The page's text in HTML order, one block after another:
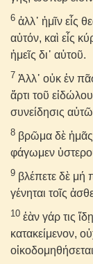
6 ἀλλ᾽ ἡμῖν εἷς
αὐτόν, καὶ εἷς
ἡμεῖς δι᾽ αὐτοῦ.
7 Ἀλλ᾽ οὐκ ἐν
ἄρτι τοῦ
συνείδησις
8 βρῶμα δὲ ἡμᾶς
φάγωμεν
9 βλέπετε δὲ
γένηται τοῖς
10 ἐὰν γάρ τις
κατακείμενον,